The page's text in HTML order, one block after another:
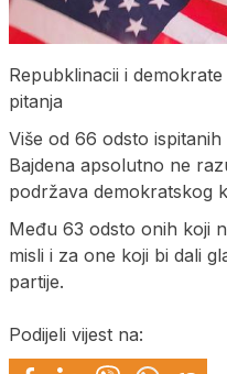
Repubklinacii i
pitanja
Više od 66 odsto
Bajdena apsolutno ne
podržava demokratskog
Među 63 odsto onih koji
misli i za one koji bi dali
partije.
Podijeli vijest na: